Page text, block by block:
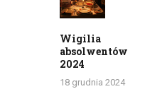
Wigilia
absolwentów
2024
18 grudnia 2024